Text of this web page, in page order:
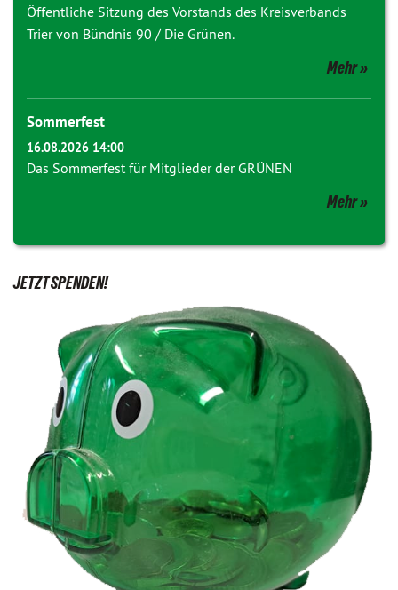
Öffentliche Sitzung des Vorstands des Kreisverbands
Trier von Bündnis 90 / Die Grünen.
Mehr
Sommerfest
16.08.2026 14:00
Das Sommerfest für Mitglieder der GRÜNEN
Mehr
JETZT SPENDEN!